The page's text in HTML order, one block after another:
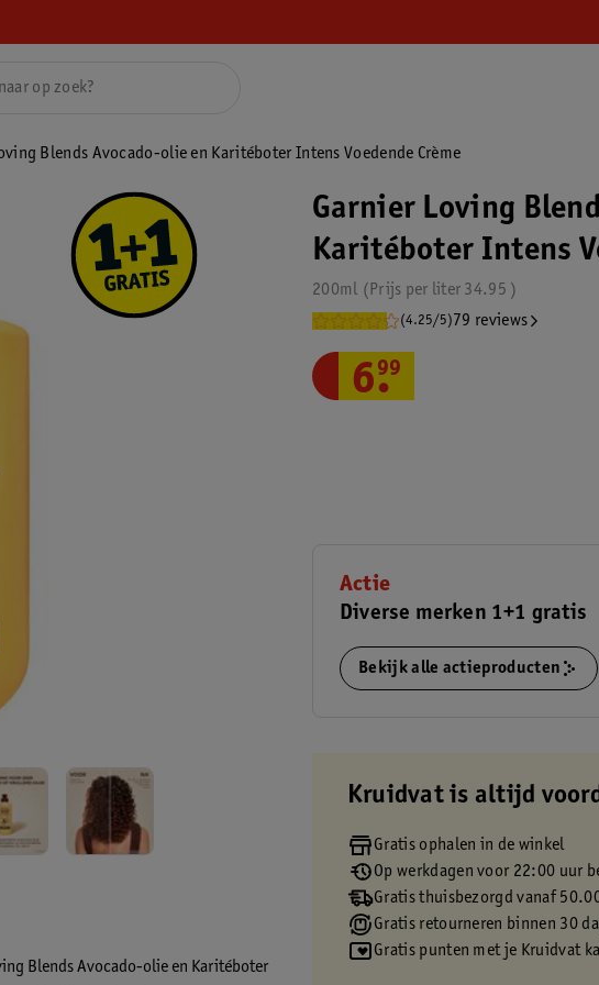
Blends Avocado-olie en Karitéboter Intens Voedende Crème
Blends Avocado-olie en Karitéboter
Garnier Loving
Karitéboter Intens
200ml 34.95
Prijs per liter
(4.25/5) 79 reviews
6.
99
Actie
Diverse merken 1+1 gratis
Bekijk alle actieproducten
Kruidvat is altijd
Gratis ophalen in de winkel
Op werkdagen voor 22:00 uur
Gratis thuisbezorgd vanaf
Gratis retourneren binnen 30
Gratis punten met je Kruidvat